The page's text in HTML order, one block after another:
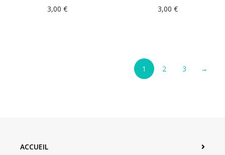
3,00 €
3,00€
1 2 3 →
ACCUEIL